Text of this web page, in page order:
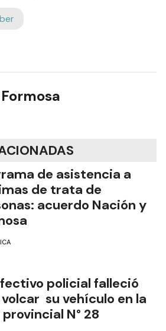
de asistencia a
de trata de
acuerdo Nación y
policial falleció
su vehículo en la
N° 28